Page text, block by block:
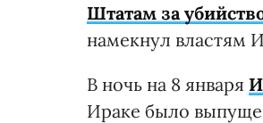
Штатам за
намекнул властям
В ночь на 8 января
Ираке было